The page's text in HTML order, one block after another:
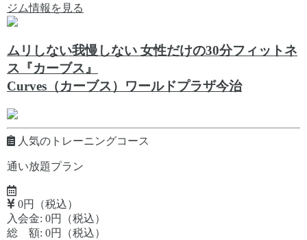
ジム情報を見る
ムリしない我慢しない 女性だけの30分フィットネ
ス『カーブス』
Curves（カーブス）ワールドプラザ今治
人気のトレーニングコース
通い放題プラン
0円（税込）
入会金: 0円（税込）
総 額: 0円（税込）